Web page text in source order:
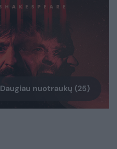
Daugiau nuotraukų (25)